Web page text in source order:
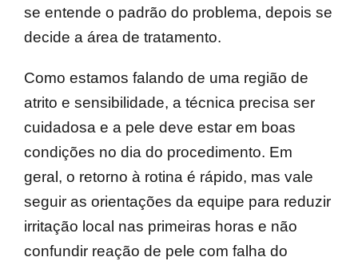
se entende o padrão do problema, depois se
decide a área de tratamento.
Como estamos falando de uma região de
atrito e sensibilidade, a técnica precisa ser
cuidadosa e a pele deve estar em boas
condições no dia do procedimento. Em
geral, o retorno à rotina é rápido, mas vale
seguir as orientações da equipe para reduzir
irritação local nas primeiras horas e não
confundir reação de pele com falha do